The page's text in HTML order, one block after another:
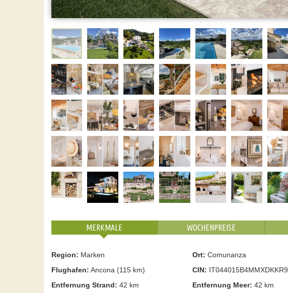
MERKMALE WOCHENPREISE
Region: Marken Ort: Comunanza
Flughafen: Ancona (115 km) CIN: IT044015B4MMXDKKR9
Entfernung Strand: 42 km Entfernung Meer: 42 km